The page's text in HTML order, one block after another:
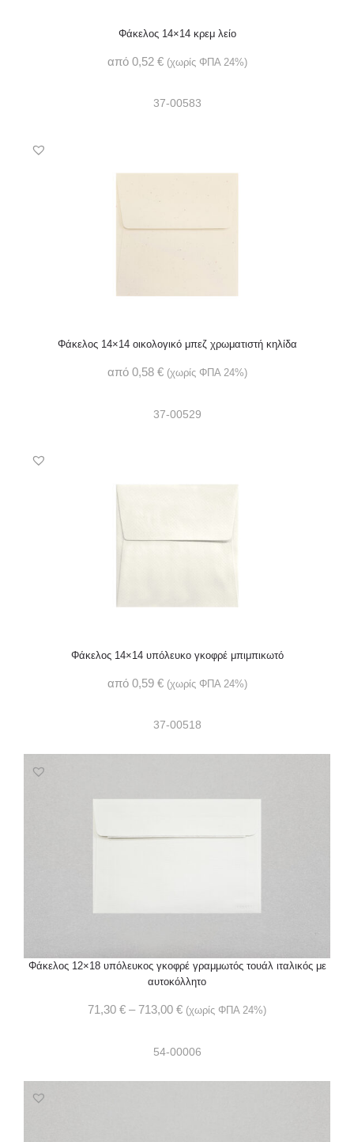
Φάκελος 14×14 κρεμ λείο
από 0,52 € (χωρίς ΦΠΑ 24%)
37-00583
Φάκελος 14×14 οικολογικό μπεζ χρωματιστή κηλίδα
από 0,58 € (χωρίς ΦΠΑ 24%)
37-00529
Φάκελος 14×14 υπόλευκο γκοφρέ μπιμπικωτό
από 0,59 € (χωρίς ΦΠΑ 24%)
37-00518
Φάκελος 12×18 υπόλευκος γκοφρέ γραμμωτός τουάλ ιταλικός με
αυτοκόλλητο
71,30 € – 713,00 € (χωρίς ΦΠΑ 24%)
54-00006